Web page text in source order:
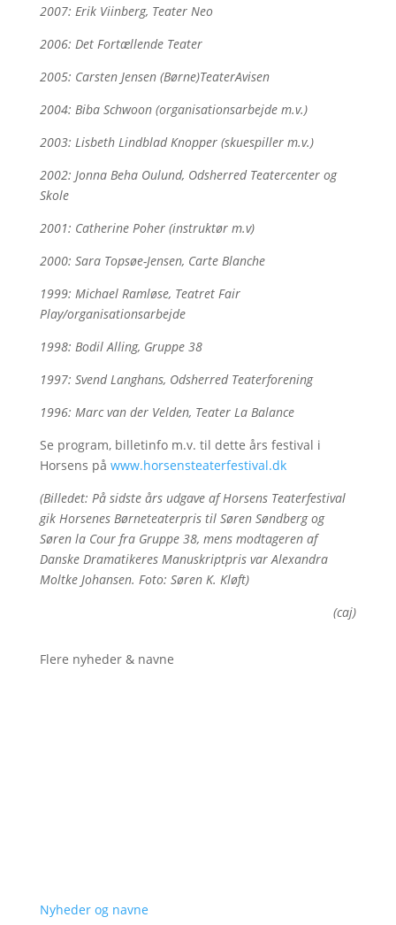
2007: Erik Viinberg, Teater Neo
2006: Det Fortællende Teater
2005: Carsten Jensen (Børne)TeaterAvisen
2004: Biba Schwoon (organisationsarbejde m.v.)
2003: Lisbeth Lindblad Knopper (skuespiller m.v.)
2002: Jonna Beha Oulund, Odsherred Teatercenter og
Skole
2001: Catherine Poher (instruktør m.v)
2000: Sara Topsøe-Jensen, Carte Blanche
1999: Michael Ramløse, Teatret Fair
Play/organisationsarbejde
1998: Bodil Alling, Gruppe 38
1997: Svend Langhans, Odsherred Teaterforening
1996: Marc van der Velden, Teater La Balance
Se program, billetinfo m.v. til dette års festival i
Horsens på www.horsensteaterfestival.dk
(Billedet: På sidste års udgave af Horsens Teaterfestival
gik Horsenes Børneteaterpris til Søren Søndberg og
Søren la Cour fra Gruppe 38, mens modtageren af
Danske Dramatikeres Manuskriptpris var Alexandra
Moltke Johansen. Foto: Søren K. Kløft)
(caj)
Flere nyheder & navne
Nyheder og navne